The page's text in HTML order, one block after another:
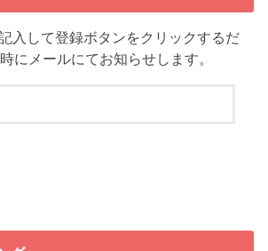
入して登録ボタンをクリックするだ
にメールにてお知らせします。